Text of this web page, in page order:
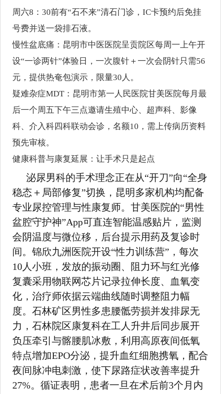
周六8：30前有“石不来”清石门诊，IC卡预约后免挂
号费并送一袋排石液。
慢性盆底痛：昆明市中医医院呈贡院区每周一上午开
设“一诊两针”体验日，一次腹针＋一次会阴针只需56
元，提供热奄包演示，限量30人。
疑难杂症MDT：昆明市第一人民医院甘美医院每月最
后一个周五下午三点邀请生殖中心、超声科、影像
科、介入科四科联动会诊，名额10，需上传病历资料
预先审核。
健康科普与康复延展：让手术只是起点
泌尿男科的手术理念正在从“开刀”向“全身
稳态＋局部修复”切换，昆明多家机构均配备
专业尿控管理与性康复师。甘美医院的“男性
盆腔守护神”App可直连智能温感贴片，监测
会阴温度与微位移，后台提示用药及复诊时
间。锦欣九洲医院开设“性力训练营”，每次
10人小班，发放的振动圈、阻力环与红光修
复囊采用物联网芯片记录拉伸长度、血氧变
化，治疗师依据云端曲线随时调整阻力幅
度。石林矿区男性多患腰骶劳损并发排尿无
力，石林院区康复科在工人升井后同步展开
负压牵引与髂腰肌冰敷，利用高原夜间低氧
特点增加EPO分泌，提升血红细胞携氧，配合
夜间脉冲电刺激，使下尿路症状改善率提升
27%。循证表明，患者一旦在术后前3个月内